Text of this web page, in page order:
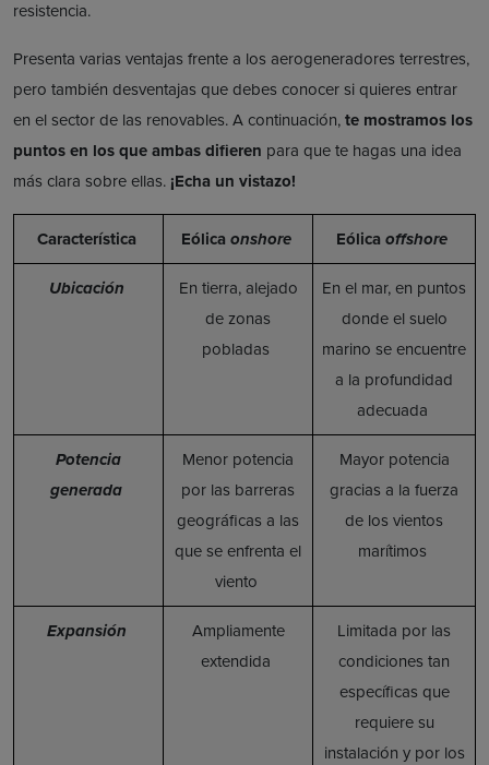
resistencia.
Presenta varias ventajas frente a los aerogeneradores terrestres,
pero también desventajas que debes conocer si quieres entrar
en el sector de las renovables. A continuación,te mostramos los
puntos en los que ambas difieren para que te hagas una idea
más clara sobre ellas. ¡Echa un vistazo!
Característica Eólica onshore Eólica offshore
Ubicación
En tierra, alejado
de zonas
pobladas
En el mar, en puntos
donde el suelo
marino se encuentre
a la profundidad
adecuada
Potencia
generada
Menor potencia
por las barreras
geográficas a las
que se enfrenta el
viento
Mayor potencia
gracias a la fuerza
de los vientos
marítimos
Expansión
Ampliamente
extendida
Limitada por las
condiciones tan
específicas que
requiere su
instalación y por los